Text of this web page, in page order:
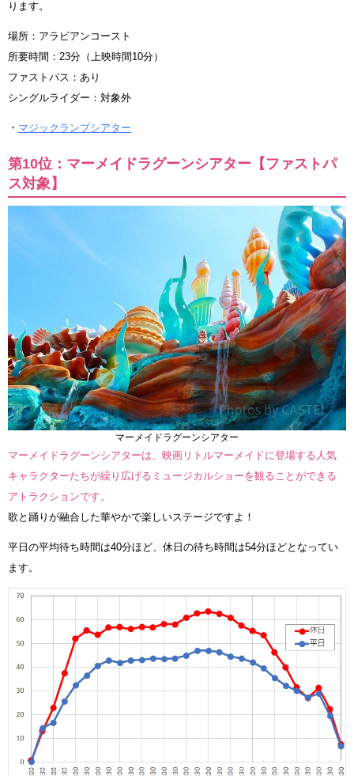
ります。
場所：アラビアンコースト
所要時間：23分（上映時間10分）
ファストパス：あり
シングルライダー：対象外
・ マジックランプシアター
第10位：マーメイドラグーンシアター【ファストパ
ス対象】
マーメイドラグーンシアター
マーメイドラグーンシアターは、映画リトルマーメイドに登場する人気
キャラクターたちが繰り広げるミュージカルショーを観ることができる
アトラクションです。
歌と踊りが融合した華やかで楽しいステージですよ！
平日の平均待ち時間は40分ほど、休日の待ち時間は54分ほどとなってい
ます。